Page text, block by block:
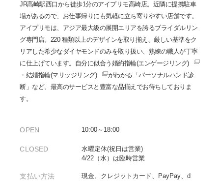
JR高崎駅西口から徒歩1分のアイプリモ高崎店。近隣に提携駐車
場があるので、お仕事帰りにも気軽に立ち寄りやすい店舗です。
アイプリモは、アジア最大級の展開エリアを誇るブライダルリン
グ専門店。220 種類以上のデザインを取り揃え、厳しい基準をク
リアした希少なダイヤモンドのみを取り扱い、熟練の職人が丁寧
に仕上げています。自分に似合う 婚約指輪(エンゲージリング)
・ 結婚指輪(マリッジリング)
がわかる「パーソナルハンド診
断」など、最高のサービスと豊富な品揃えでお待ちしておりま
す。
OPEN 10:00～18:00
CLOSED
水曜定休(祝日は営業)
4/22（水）は臨時営業
支払い方法
現金、クレジットカード、PayPay、d